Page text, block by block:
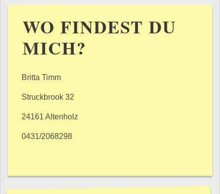
WO FINDEST DU
MICH?
Britta Timm
Struckbrook 32
24161 Altenholz
0431/2068298